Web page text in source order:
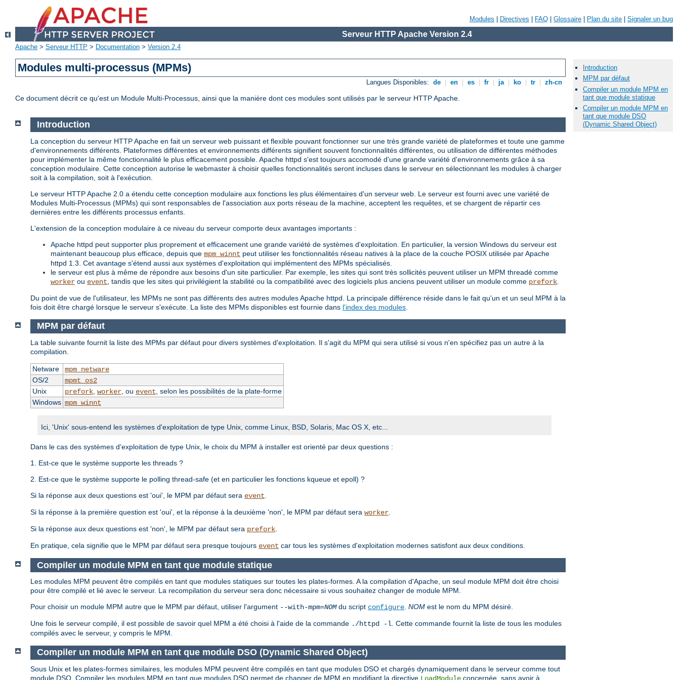
Modules Directives FAQ Glossaire Plan du site Signaler un bug
Serveur HTTP Apache Version 2.4
Apache > Serveur HTTP > Documentation > Version 2.4
Modules multi-processus (MPMs)
Langues Disponibles: de en es fr ja ko tr zh-cn
Ce document décrit ce qu'est un Module Multi-Processus, ainsi que la manière dont ces modules sont utilisés par le serveur HTTP Apache.
Introduction
La conception du serveur HTTP Apache en fait un serveur web puissant et flexible pouvant fonctionner sur une très grande variété de plateformes et toute une gamme
d'environnements différents. Plateformes différentes et environnements différents signifient souvent fonctionnalités différentes, ou utilisation de différentes méthodes
pour implémenter la même fonctionnalité le plus efficacement possible. Apache httpd s'est toujours accomodé d'une grande variété d'environnements grâce à sa
conception modulaire. Cette conception autorise le webmaster à choisir quelles fonctionnalités seront incluses dans le serveur en sélectionnant les modules à charger
soit à la compilation, soit à l'exécution.
Le serveur HTTP Apache 2.0 a étendu cette conception modulaire aux fonctions les plus élémentaires d'un serveur web. Le serveur est fourni avec une variété de
Modules Multi-Processus (MPMs) qui sont responsables de l'association aux ports réseau de la machine, acceptent les requêtes, et se chargent de répartir ces
dernières entre les différents processus enfants.
L'extension de la conception modulaire à ce niveau du serveur comporte deux avantages importants :
Apache httpd peut supporter plus proprement et efficacement une grande variété de systèmes d'exploitation. En particulier, la version Windows du serveur est
maintenant beaucoup plus efficace, depuis que mpm_winnt peut utiliser les fonctionnalités réseau natives à la place de la couche POSIX utilisée par Apache
httpd 1.3. Cet avantage s'étend aussi aux systèmes d'exploitation qui implémentent des MPMs spécialisés.
le serveur est plus à même de répondre aux besoins d'un site particulier. Par exemple, les sites qui sont très sollicités peuvent utiliser un MPM threadé comme
worker ou event , tandis que les sites qui privilégient la stabilité ou la compatibilité avec des logiciels plus anciens peuvent utiliser un module comme prefork
Du point de vue de l'utilisateur, les MPMs ne sont pas différents des autres modules Apache httpd. La principale différence réside dans le fait qu'un et un seul MPM à la
fois doit être chargé lorsque le serveur s'exécute. La liste des MPMs disponibles est fournie dans l'index des modules
MPM par défaut
La table suivante fournit la liste des MPMs par défaut pour divers systèmes d'exploitation. Il s'agit du MPM qui sera utilisé si vous n'en spécifiez pas un autre à la
compilation.
Netware
mpm_netware
OS/2
mpmt_os2
Unix
prefork, worker, ou event , selon les possibilités de la plate-forme
Windows mpm_winnt
Ici, 'Unix' sous-entend les systèmes d'exploitation de type Unix, comme Linux, BSD, Solaris, Mac OS X, etc...
Dans le cas des systèmes d'exploitation de type Unix, le choix du MPM à installer est orienté par deux questions :
1. Est-ce que le système supporte les threads ?
2. Est-ce que le système supporte le polling thread-safe (et en particulier les fonctions kqueue et epoll) ?
Si la réponse aux deux questions est 'oui', le MPM par défaut sera event
Si la réponse à la première question est 'oui', et la réponse à la deuxième 'non', le MPM par défaut sera worker
Si la réponse aux deux questions est 'non', le MPM par défaut sera prefork
En pratique, cela signifie que le MPM par défaut sera presque toujours event car tous les systèmes d'exploitation modernes satisfont aux deux conditions.
Compiler un module MPM en tant que module statique
Les modules MPM peuvent être compilés en tant que modules statiques sur toutes les plates-formes. A la compilation d'Apache, un seul module MPM doit être choisi
pour être compilé et lié avec le serveur. La recompilation du serveur sera donc nécessaire si vous souhaitez changer de module MPM.
Pour choisir un module MPM autre que le MPM par défaut, utiliser l'argument --with-mpm=NOMdu script configure. NOM est le nom du MPM désiré.
Une fois le serveur compilé, il est possible de savoir quel MPM a été choisi à l'aide de la commande ./httpd -l. Cette commande fournit la liste de tous les modules
compilés avec le serveur, y compris le MPM.
Compiler un module MPM en tant que module DSO (Dynamic Shared Object)
Sous Unix et les plates-formes similaires, les modules MPM peuvent être compilés en tant que modules DSO et chargés dynamiquement dans le serveur comme tout
module DSO. Compiler les modules MPM en tant que modules DSO permet de changer de MPM en modifiant la directive
concernée, sans avoir à
Introduction
MPM par défaut
Compiler un module MPM en
tant que module statique
Compiler un module MPM en
tant que module DSO
(Dynamic Shared Object)